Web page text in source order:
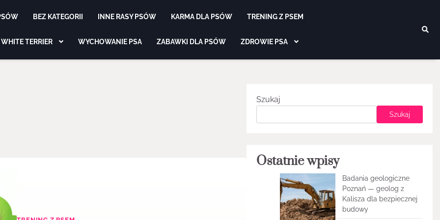
BEZ KATEGORII INNE RASY PSÓW KARMA DLA PSÓW TRENING Z PSEM
TERRIER WYCHOWANIE PSA ZABAWKI DLA PSÓW ZDROWIE PSA
Szukaj
Szukaj
Ostatnie wpisy
Badania geologiczne
Poznań — geolog z
Kalisza dla bezpiecznej
budowy